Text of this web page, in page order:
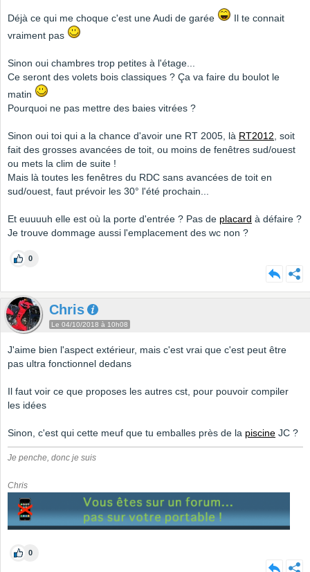
Déjà ce qui me choque c'est une Audi de garée
Il te connait
vraiment pas
Sinon oui chambres trop petites à l'étage...
Ce seront des volets bois classiques ? Ça va faire du boulot le
matin
Pourquoi ne pas mettre des baies vitrées ?
Sinon oui toi qui a la chance d'avoir une RT 2005, là RT2012, soit
fait des grosses avancées de toit, ou moins de fenêtres sud/ouest
ou mets la clim de suite !
Mais là toutes les fenêtres du RDC sans avancées de toit en
sud/ouest, faut prévoir les 30° l'été prochain...
Et euuuuh elle est où la porte d'entrée ? Pas de placard à défaire ?
Je trouve dommage aussi l'emplacement des wc non ?
0
Chris
Le 04/10/2018 à 10h08
J'aime bien l'aspect extérieur, mais c'est vrai que c'est peut être
pas ultra fonctionnel dedans
Il faut voir ce que proposes les autres cst, pour pouvoir compiler
les idées
Sinon, c'est qui cette meuf que tu emballes près de la piscine JC ?
Je penche, donc je suis
Chris
0